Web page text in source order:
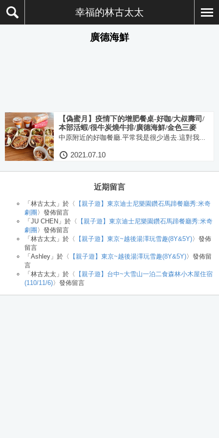
幸福的林古太太
廣德海鮮
【偽蜜月】疫情下的增肥餐桌-好咖/大叔壽司/
本部活蝦/很牛炭燒牛排/廣德海鮮/金色三麥
中原附近的好咖餐廳.平常我是很少過去.這對我...
2021.07.10
近期留言
「 林古太太 」於〈
【親子遊】東京迪士尼樂園鑽石馬蹄餐廳秀:米奇
劇團 〉發佈留言
「 JU CHEN 」於〈
【親子遊】東京迪士尼樂園鑽石馬蹄餐廳秀:米奇
劇團 〉發佈留言
「 林古太太 」於〈 【親子遊】東京~越後湯澤玩雪趣(8Y&5Y)〉發佈
留言
「 Ashley 」於〈 【親子遊】東京~越後湯澤玩雪趣(8Y&5Y)〉發佈留
言
「 林古太太 」於〈
【親子遊】台中~大雪山一泊二食森林小木屋住宿
(110/11/6)〉發佈留言